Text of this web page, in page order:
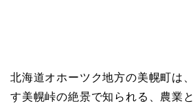
北海道オホーツク地方の美幌町は
す美幌峠の絶景で知られる、農業